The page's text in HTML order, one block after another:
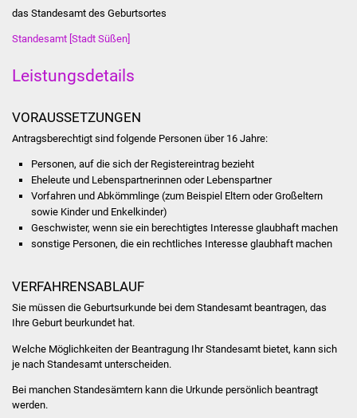
Bürgerinfos
Bildung
Schulen
Kolping-Musikschule
Volkshochschule
Soziale Einrichtungen
das Standesamt des Geburtsortes
Standesamt [Stadt Süßen]
Leistungsdetails
VORAUSSETZUNGEN
Antragsberechtigt sind folgende Personen über 16 Jahre:
Personen, auf die sich der Registereintrag bezieht
Eheleute und Lebenspartnerinnen oder Lebenspartner
Vorfahren und Abkömmlinge (zum Beispiel Eltern oder Großeltern
sowie Kinder und Enkelkinder)
Geschwister, wenn sie ein berechtigtes Interesse glaubhaft machen
sonstige Personen, die ein rechtliches Interesse glaubhaft machen
VERFAHRENSABLAUF
Sie müssen die Geburtsurkunde bei dem Standesamt beantragen, das
Ihre Geburt beurkundet hat.
Welche Möglichkeiten der Beantragung Ihr Standesamt bietet, kann sich
je nach Standesamt unterscheiden.
Bei manchen Standesämtern kann die Urkunde persönlich beantragt
werden.